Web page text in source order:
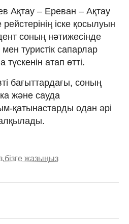
Ақтау – Ереван – Ақтау
іске қосылуын
соның нәтижесінде
туристік сапарлар
атап өтті.
бағыттардағы, соның
және сауда
қатынастарды одан әрі
бізге жазыңыз